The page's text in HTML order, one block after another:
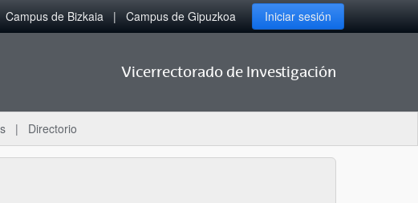
Campus de Bizkaia Campus de Gipuzkoa Iniciar sesión
Vicerrectorado de Investigación
Directorio